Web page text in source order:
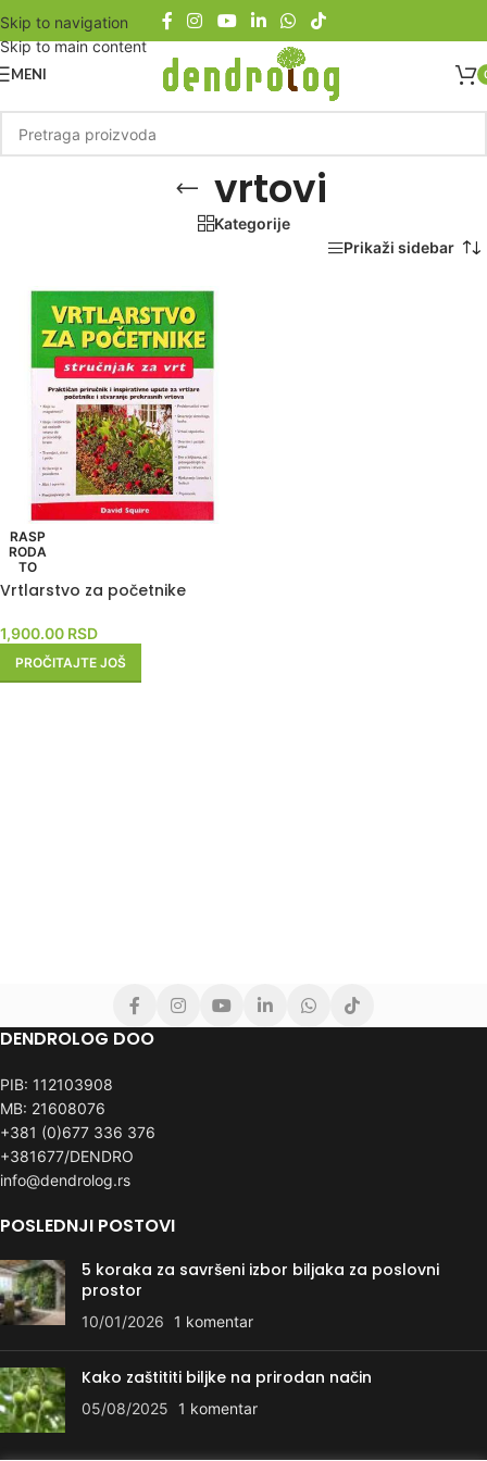
Skip to navigation
Skip to main content
MENI
vrtovi
Kategorije
Prikaži sidebar
RASP
RODA
TO
Vrtlarstvo za početnike
1,900.00 RSD
PROČITAJTE JOŠ
DENDROLOG DOO
PIB: 112103908
MB: 21608076
+381 (0)677 336 376
+381677/DENDRO
info@dendrolog.rs
POSLEDNJI POSTOVI
5 koraka za savršeni izbor biljaka za poslovni
prostor
10/01/2026 1 komentar
Kako zaštititi biljke na prirodan način
05/08/2025 1 komentar